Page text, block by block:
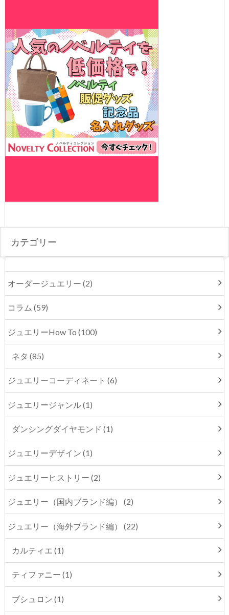
カテゴリー
オーダージュエリー (2)
コラム (59)
ジュエリーHow To (100)
ネタ (85)
ジュエリーコーディネート (6)
ジュエリージャンル (1)
ダンシングダイヤモンド (1)
ジュエリーデザイン (1)
ジュエリーヒストリー (2)
ジュエリー（国内ブランド編） (2)
ジュエリー（海外ブランド編） (22)
カルティエ (1)
ティファニー (1)
ブシュロン (1)